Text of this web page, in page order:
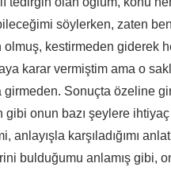
söylerken, zaten
olmuş, kestirmeden giderek
karar vermiştim ama o
girmeden. Sonuçta özeline
gibi onun bazı şeylere
anlayışla karşıladığımı
bulduğumu anlamış gibi,